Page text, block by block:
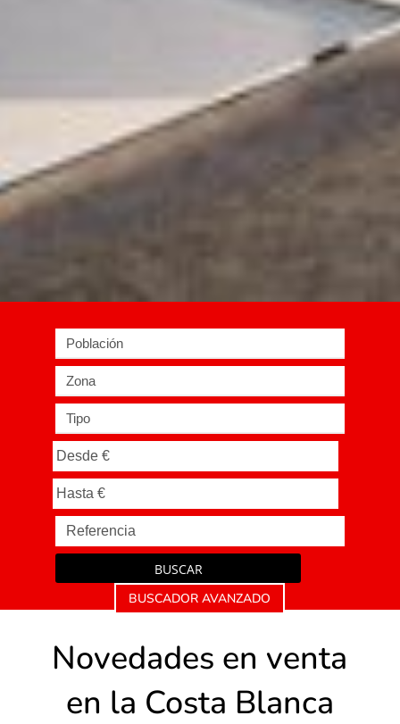
Población
Zona
Tipo
BUSCAR
BUSCADOR AVANZADO
Novedades en venta
en la Costa Blanca